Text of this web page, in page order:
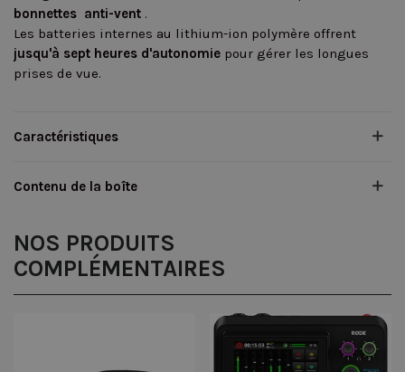
bonnettes anti-vent .
Les batteries internes au lithium-ion polymère offrent
jusqu'à sept heures d'autonomie pour gérer les longues
prises de vue.
Caractéristiques
Contenu de la boîte
NOS PRODUITS
COMPLÉMENTAIRES